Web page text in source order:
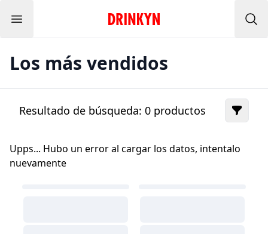
Menu Inicio Drinkyn
Los más vendidos
Resultado de búsqueda: 0 productos
Upps... Hubo un error al cargar los datos, intentalo
nuevamente